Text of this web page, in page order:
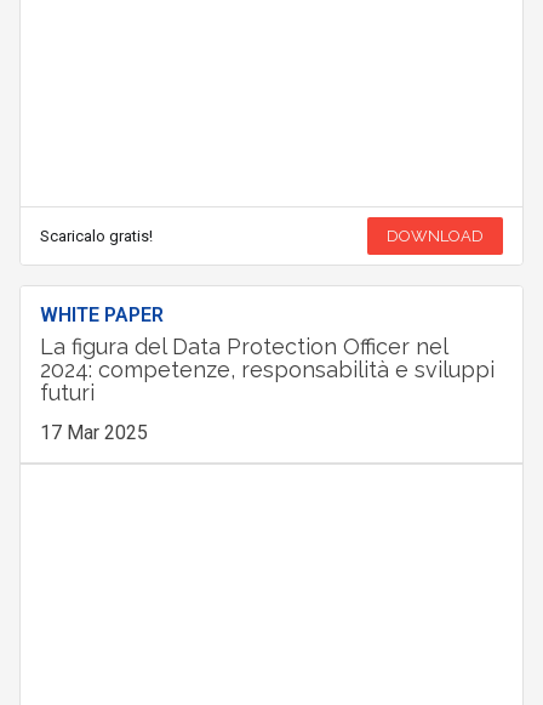
Scaricalo gratis! DOWNLOAD
WHITE PAPER
La figura del Data Protection Officer nel
2024: competenze, responsabilità e sviluppi
futuri
17 Mar 2025